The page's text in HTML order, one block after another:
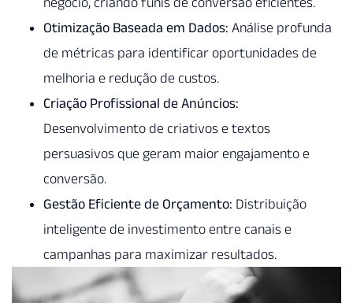
Otimização Baseada em Dados: Análise profunda
de métricas para identificar oportunidades de
melhoria e redução de custos.
Criação Profissional de Anúncios:
Desenvolvimento de criativos e textos
persuasivos que geram maior engajamento e
conversão.
Gestão Eficiente de Orçamento: Distribuição
inteligente de investimento entre canais e
campanhas para maximizar resultados.